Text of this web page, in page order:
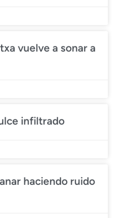
vuelve a sonar a
infiltrado
haciendo ruido